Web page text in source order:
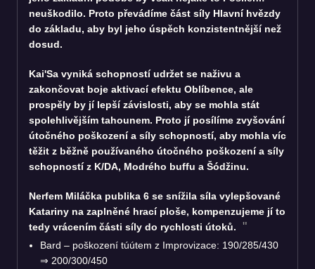
neuškodilo. Proto převádíme část síly Hlavní hvězdy
do základu, aby byl jeho úspěch konzistentnější než
dosud.
Kai'Sa vyniká schopností udržet se naživu a
zakončovat boje aktivací efektu Oblíbence, ale
prospěly by jí lepší závislosti, aby se mohla stát
spolehlivějším tahounem. Proto jí posílíme zvyšování
útočného poškození a síly schopností, aby mohla víc
těžit z běžně používaného útočného poškození a síly
schopností z K/DA, Modrého buffu a Šódžinu.
Nerfem Miláčka publika 6 se snížila síla vylepšované
Katariny na zaplněné hrací ploše, kompenzujeme jí to
tedy vrácením části síly do rychlosti útoků.
Bard – poškození túútem z Improvizace: 190/285/430
⇒ 200/300/450